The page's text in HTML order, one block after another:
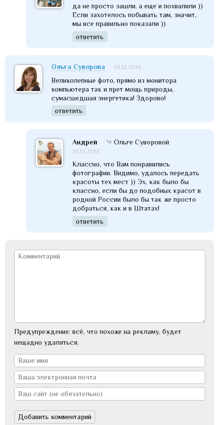
да не просто зашли, а еще и похвалили ))
Если захотелось побывать там, значит,
мы все правильно показали ))
ответить
Ольга Суворова 01.12.2014
Великолепные фото, прямо из монитора
компьютера так и прет мощь природы,
сумасшедшая энергетика! Здорово!
ответить
Андрей Ольге Суворовой
01.12.2014
Классно, что Вам понравились
фотографии. Видимо, удалось передать
красоты тех мест )) Эх, как было бы
классно, если бы до подобных красот в
родной России было бы так же просто
добраться, как и в Штатах!
ответить
Предупреждение: всё, что похоже на рекламу, будет
нещадно удаляться.